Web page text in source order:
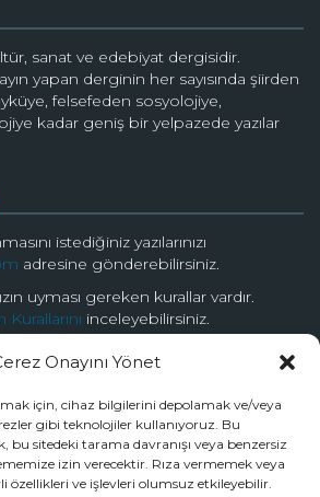
Onayını Yönet
için, cihaz bilgilerini depolamak ve/veya
gibi teknolojiler kullanıyoruz. Bu
bu sitedeki tarama davranışı veya benzersiz
izin verecektir. Rıza vermemek veya
özellikleri ve işlevleri olumsuz etkileyebilir.
sanat ve edebiyat dergisidir.
yapan derginin her sayısında şiirden
felsefeden sosyolojiye,
kadar geniş bir yelpazede yazılar
istediğiniz yazılarınızı
adresine gönderebilirsiniz.
uyması gereken kurallar vardır.
Kurallarını inceleyebilirsiniz.